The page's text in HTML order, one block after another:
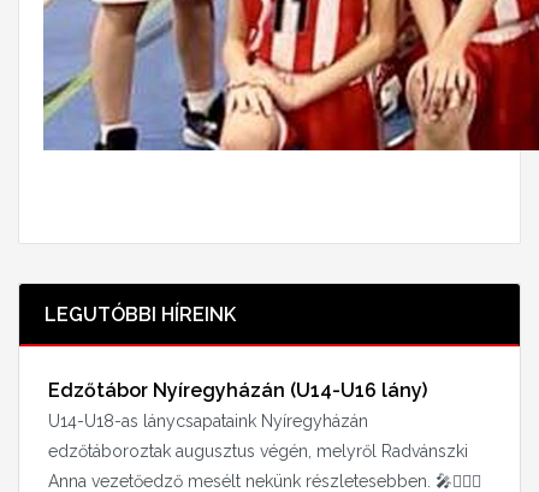
LEGUTÓBBI HÍREINK
Edzőtábor Nyíregyházán (U14-U16 lány)
U14-U18-as lánycsapataink Nyíregyházán
edzőtáboroztak augusztus végén, melyről Radvánszki
Anna vezetőedző mesélt nekünk részletesebben. 🎤⛹🏻‍♀️